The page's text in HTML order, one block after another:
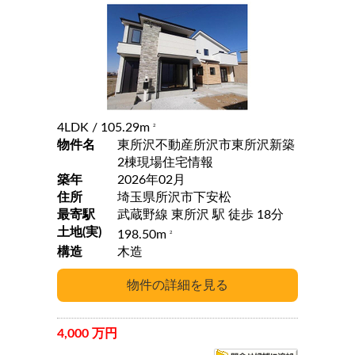
4LDK / 105.29m 2
物件名
東所沢不動産所沢市東所沢新築
2棟現場住宅情報
築年
2026年02月
住所
埼玉県所沢市下安松
最寄駅
武蔵野線 東所沢 駅 徒歩 18分
土地(実)
198.50m 2
構造 木造
4,000 万円